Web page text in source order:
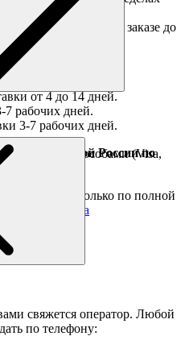
пределах МКАД (при заказе до
по России
от 4 до 14 дней.
рабочих дней.
3-7 рабочих дней.
Почтой России по
способами (Visa,
по России только по полной
разделе
оплата
свяжется оператор. Любой
по телефону: